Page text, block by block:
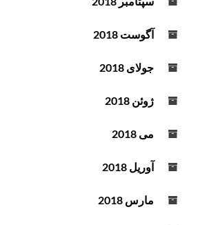
آگوست 2018
جولای 2018
ژوئن 2018
می 2018
آوریل 2018
مارس 2018